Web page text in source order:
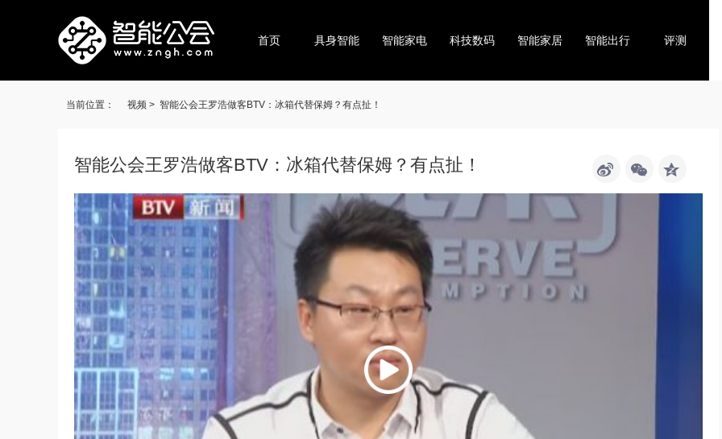
首页 具身智能 智能家电 科技数码 智能家居 智能出行 评测
当前位置： 视频 > 智能公会王罗浩做客BTV：冰箱代替保姆？有点扯！
智能公会王罗浩做客BTV：冰箱代替保姆？有点扯！